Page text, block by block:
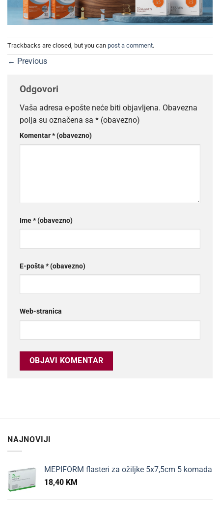
Trackbacks are closed, but you can post a comment.
← Previous
Odgovori
Vaša adresa e-pošte neće biti objavljena. Obavezna
polja su označena sa * (obavezno)
Komentar* (obavezno)
Ime* (obavezno)
E-pošta * (obavezno)
Web-stranica
NAJNOVIJI
MEPIFORM flasteri za ožiljke 5x7,5cm 5 komada
18,40 KM